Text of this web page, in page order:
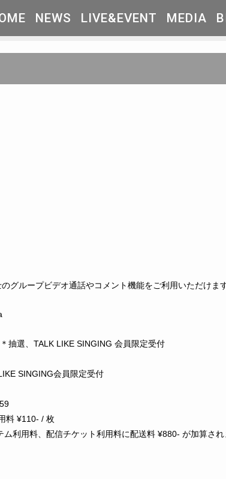
NEWS LIVE&EVENT MEDIA
グループビデオ通話やコメント機能をご利用いただけます
抽選、 TALK LIKE SINGING 会員限定受付
SINGING会員限定受付
料 ¥110- / 枚
利用料、配信チケット利用料に配送料 ¥880- が加算さ